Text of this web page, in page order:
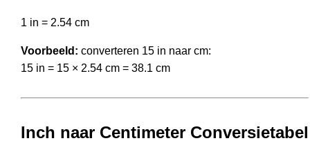
1 in = 2.54 cm
Voorbeeld: converteren 15 in naar cm:
15 in = 15 × 2.54 cm = 38.1 cm
Inch naar Centimeter Conversietabel